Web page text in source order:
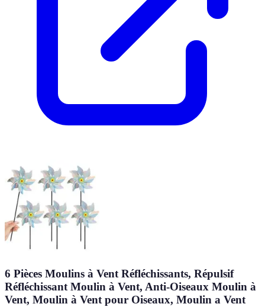
6 Pièces Moulins à Vent Réfléchissants, Répulsif
Réfléchissant Moulin à Vent, Anti-Oiseaux Moulin à
Vent, Moulin à Vent pour Oiseaux, Moulin a Vent